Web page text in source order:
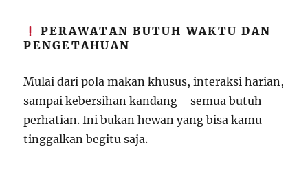
PERAWATAN BUTUH WAKTU DAN
PENGETAHUAN
Mulai dari pola makan khusus, interaksi harian,
sampai kebersihan kandang—semua butuh
perhatian. Ini bukan hewan yang bisa kamu
tinggalkan begitu saja.